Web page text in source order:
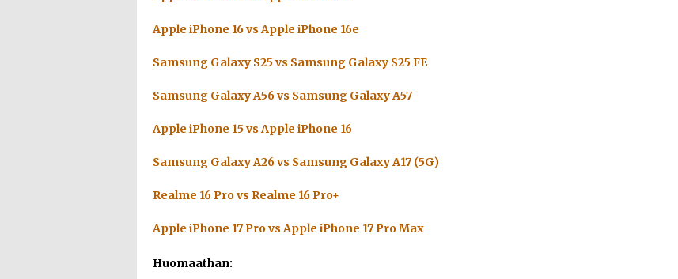
Apple iPhone 16 vs Apple iPhone 16e
Samsung Galaxy S25 vs Samsung Galaxy S25 FE
Samsung Galaxy A56 vs Samsung Galaxy A57
Apple iPhone 15 vs Apple iPhone 16
Samsung Galaxy A26 vs Samsung Galaxy A17 (5G)
Realme 16 Pro vs Realme 16 Pro+
Apple iPhone 17 Pro vs Apple iPhone 17 Pro Max
Huomaathan: